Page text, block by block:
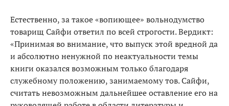
Естественно, за такое «вопиющее» вольнодумство
товарищ Сайфи ответил по всей строгости. Вердикт:
«Принимая во внимание, что выпуск этой вредной да
и абсолютно ненужной по неактуальности темы
книги оказался возможным только благодаря
служебному положению, занимаемому тов. Сайфи,
считать невозможным дальнейшее оставление его на